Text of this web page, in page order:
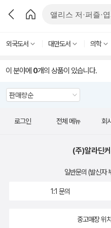
외국도서 대만도서 의학
이 분야에 0개의 상품이 있습니다.
로그인 전체 메뉴 회
(주)알라딘
일반문의 (발신자
1:1 문의
중고매장 위